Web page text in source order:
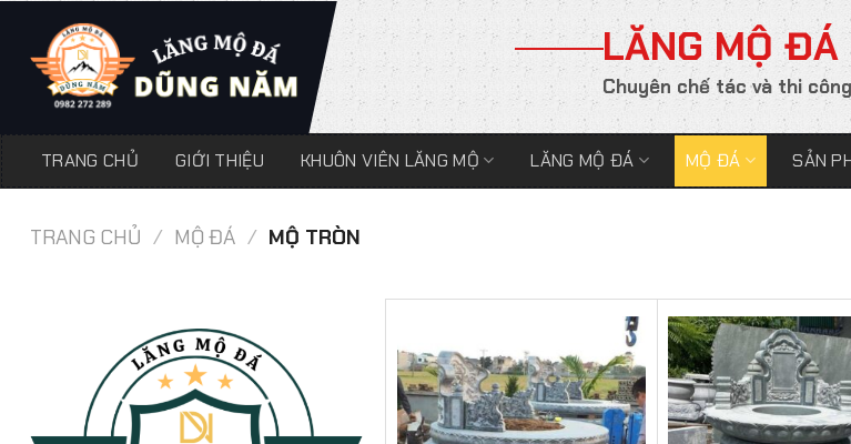
LĂNG MỘ ĐÁ
Chuyên chế tác và thi
TRANG CHỦ GIỚI THIỆU KHUÔN VIÊN LĂNG MỘ LĂNG MỘ ĐÁ MỘ ĐÁ SẢN
TRANG CHỦ / MỘ ĐÁ / MỘ TRÒN